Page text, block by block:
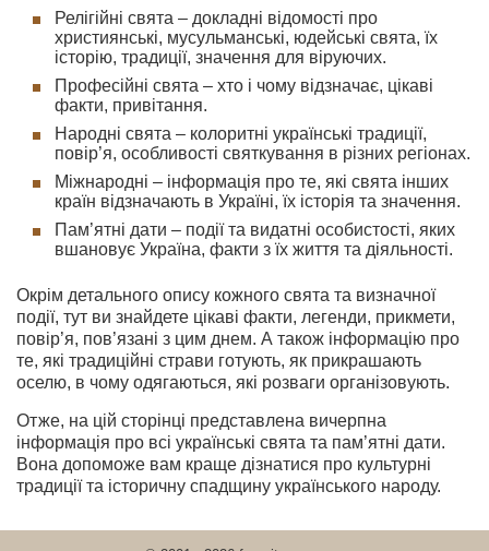
Релігійні свята – докладні відомості про
християнські, мусульманські, юдейські свята, їх
історію, традиції, значення для віруючих.
Професійні свята – хто і чому відзначає, цікаві
факти, привітання.
Народні свята – колоритні українські традиції,
повір’я, особливості святкування в різних регіонах.
Міжнародні – інформація про те, які свята інших
країн відзначають в Україні, їх історія та значення.
Пам’ятні дати – події та видатні особистості, яких
вшановує Україна, факти з їх життя та діяльності.
Окрім детального опису кожного свята та визначної
події, тут ви знайдете цікаві факти, легенди, прикмети,
повір’я, пов’язані з цим днем. А також інформацію про
те, які традиційні страви готують, як прикрашають
оселю, в чому одягаються, які розваги організовують.
Отже, на цій сторінці представлена вичерпна
інформація про всі українські свята та пам’ятні дати.
Вона допоможе вам краще дізнатися про культурні
традиції та історичну спадщину українського народу.